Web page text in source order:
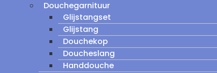
Douchegarnituur
Glijstangset
Glijstang
Douchekop
Doucheslang
Handdouche